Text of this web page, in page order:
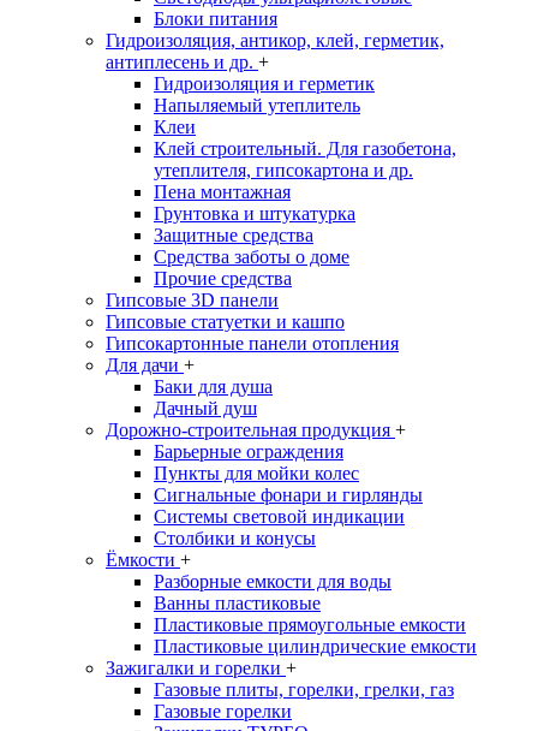
Блоки питания
Гидроизоляция, антикор, клей, герметик,
антиплесень и др. +
Гидроизоляция и герметик
Напыляемый утеплитель
Клеи
Клей строительный. Для газобетона,
утеплителя, гипсокартона и др.
Пена монтажная
Грунтовка и штукатурка
Защитные средства
Средства заботы о доме
Прочие средства
Гипсовые 3D панели
Гипсовые статуетки и кашпо
Гипсокартонные панели отопления
Для дачи +
Баки для душа
Дачный душ
Дорожно-строительная продукция +
Барьерные ограждения
Пункты для мойки колес
Сигнальные фонари и гирлянды
Системы световой индикации
Столбики и конусы
Ёмкости +
Разборные емкости для воды
Ванны пластиковые
Пластиковые прямоугольные емкости
Пластиковые цилиндрические емкости
Зажигалки и горелки +
Газовые плиты, горелки, грелки, газ
Газовые горелки